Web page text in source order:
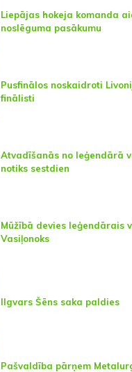
Liepājas hokeja komanda
noslēguma pasākumu
Pusfinālos noskaidroti
finālisti
Atvadīšanās no leģendārā
notiks sestdien
Mūžībā devies leģendārais
Vasiļonoks
Ilgvars Šēns saka paldies
Pašvaldība pārņem